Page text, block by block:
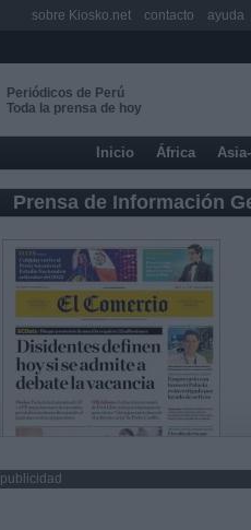
Periódicos de Perú
Toda la prensa de hoy
Inicio África
Prensa de Información
publicidad
sobre Kiosko.net contacto ayuda